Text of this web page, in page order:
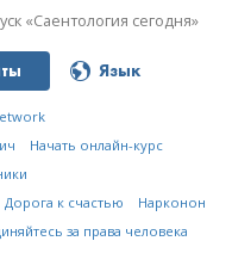
«Саентология сегодня»
Язык
Начать онлайн-курс
Дорога к счастью
Нарконон
за права человека